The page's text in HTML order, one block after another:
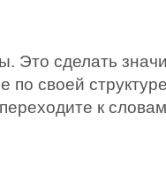
Это сделать
своей
к